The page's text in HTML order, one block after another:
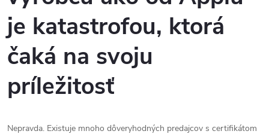
je katastrofou, ktorá
čaká na svoju
príležitosť
Nepravda. Existuje mnoho dôveryhodných predajcov s certifikátom